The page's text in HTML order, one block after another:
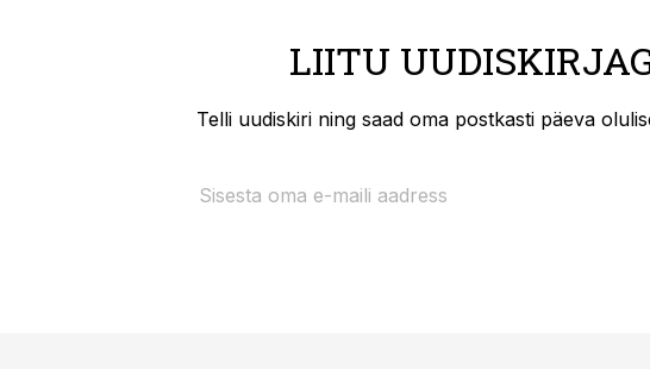
LIITU
Telli uudiskiri ning saad oma postkasti päeva